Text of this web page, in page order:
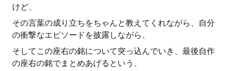
けど、
その言葉の成り立ちをちゃんと教えてくれながら、自分
の衝撃なエピソードを披露しながら、
そしてこの座右の銘について突っ込んでいき、最後自作
の座右の銘でまとめあげるという、